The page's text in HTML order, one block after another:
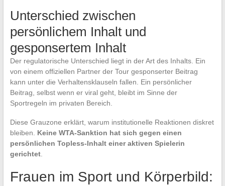
Unterschied zwischen
persönlichem Inhalt und
gesponsertem Inhalt
Der regulatorische Unterschied liegt in der Art des Inhalts. Ein
von einem offiziellen Partner der Tour gesponserter Beitrag
kann unter die Verhaltensklauseln fallen. Ein persönlicher
Beitrag, selbst wenn er viral geht, bleibt im Sinne der
Sportregeln im privaten Bereich.
Diese Grauzone erklärt, warum institutionelle Reaktionen diskret
bleiben. Keine WTA-Sanktion hat sich gegen einen
persönlichen Topless-Inhalt einer aktiven Spielerin
gerichtet.
Frauen im Sport und Körperbild: